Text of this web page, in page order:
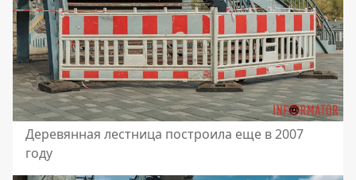
Деревянная лестница построила еще в 2007
году